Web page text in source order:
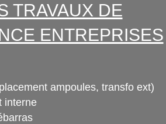
TRAVAUX DE
ENTREPRISES
ampoules, transfo ext)
interne